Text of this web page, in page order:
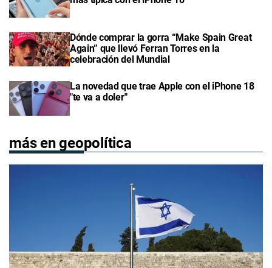
Dónde comprar la gorra “Make Spain Great
Again” que llevó Ferran Torres en la
celebración del Mundial
La novedad que trae Apple con el iPhone 18
"te va a doler"
más en geopolítica